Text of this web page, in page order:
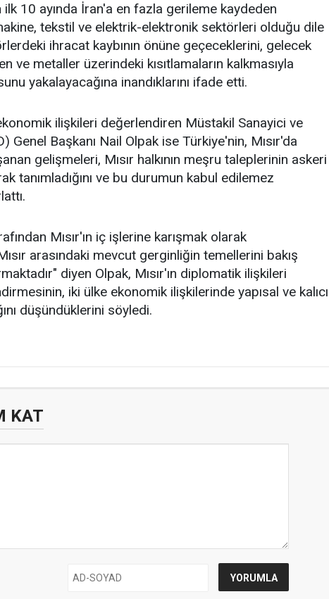
10 ayında İran'a en fazla gerileme kaydeden
tekstil ve elektrik-elektronik sektörleri olduğu dile
ihracat kaybının önüne geçeceklerini, gelecek
ve metaller üzerindeki kısıtlamaların kalkmasıyla
yakalayacağına inandıklarını ifade etti.
ilişkileri değerlendiren Müstakil Sanayici ve
Genel Başkanı Nail Olpak ise Türkiye'nin, Mısır'da
gelişmeleri, Mısır halkının meşru taleplerinin askeri
tanımladığını ve bu durumun kabul edilemez
Mısır'ın iç işlerine karışmak olarak
arasındaki mevcut gerginliğin temellerini bakış
diyen Olpak, Mısır'ın diplomatik ilişkileri
iki ülke ekonomik ilişkilerinde yapısal ve kalıcı
düşündüklerini söyledi.
KAT